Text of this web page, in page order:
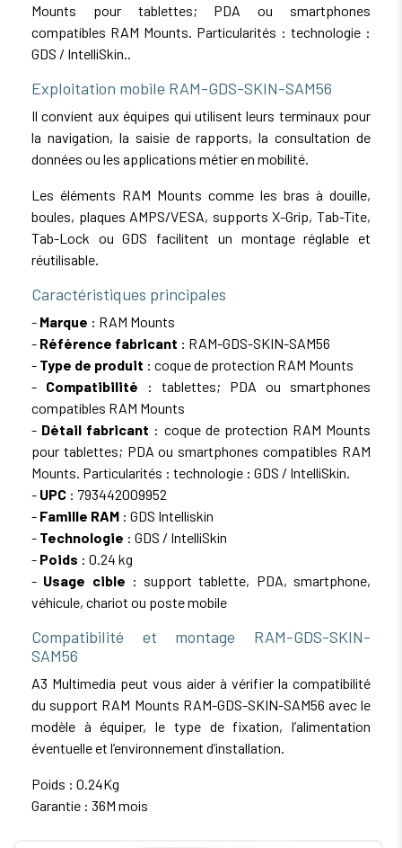
Mounts pour tablettes; PDA ou smartphones
compatibles RAM Mounts. Particularités : technologie :
GDS / IntelliSkin..
Exploitation mobile RAM-GDS-SKIN-SAM56
Il convient aux équipes qui utilisent leurs terminaux pour
la navigation, la saisie de rapports, la consultation de
données ou les applications métier en mobilité.
Les éléments RAM Mounts comme les bras à douille,
boules, plaques AMPS/VESA, supports X-Grip, Tab-Tite,
Tab-Lock ou GDS facilitent un montage réglable et
réutilisable.
Caractéristiques principales
- Marque : RAM Mounts
- Référence fabricant : RAM-GDS-SKIN-SAM56
- Type de produit : coque de protection RAM Mounts
- Compatibilité : tablettes; PDA ou smartphones
compatibles RAM Mounts
- Détail fabricant : coque de protection RAM Mounts
pour tablettes; PDA ou smartphones compatibles RAM
Mounts. Particularités : technologie : GDS / IntelliSkin.
- UPC : 793442009952
- Famille RAM : GDS Intelliskin
- Technologie : GDS / IntelliSkin
- Poids : 0.24 kg
- Usage cible : support tablette, PDA, smartphone,
véhicule, chariot ou poste mobile
Compatibilité et montage RAM-GDS-SKIN-
SAM56
A3 Multimedia peut vous aider à vérifier la compatibilité
du support RAM Mounts RAM-GDS-SKIN-SAM56 avec le
modèle à équiper, le type de fixation, l’alimentation
éventuelle et l’environnement d’installation.
Poids : 0.24Kg
Garantie : 36M mois